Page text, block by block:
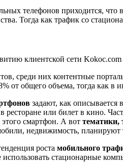
телефонов приходится,
Тогда как трафик со
клиентской сети
среди них контентные
от общего объема, тогда как
задают, как
ресторане или билет в кино.
этого смартфон. А вот тематики,
недвижимость, планируют
роста мобильного
стационарные